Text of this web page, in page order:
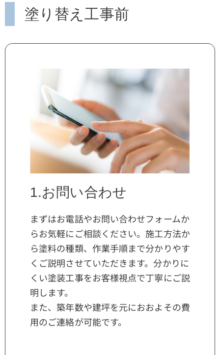
塗り替え工事前
1.お問い合わせ
まずはお電話やお問い合わせフォームか
らお気軽にご相談ください。施工方法か
ら塗料の種類、作業手順まで分かりやす
くご説明させていただきます。分かりに
くい塗装工事をお客様視点で丁寧にご説
明します。
また、築年数や建坪を元におおよその費
用のご連絡が可能です。